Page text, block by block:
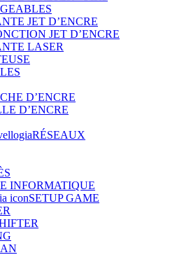
JET D’ENCRE
JET D’ENCRE
LASER
D’ENCRE
D’ENCRE
RÉSEAUX
INFORMATIQUE
SETUP GAME